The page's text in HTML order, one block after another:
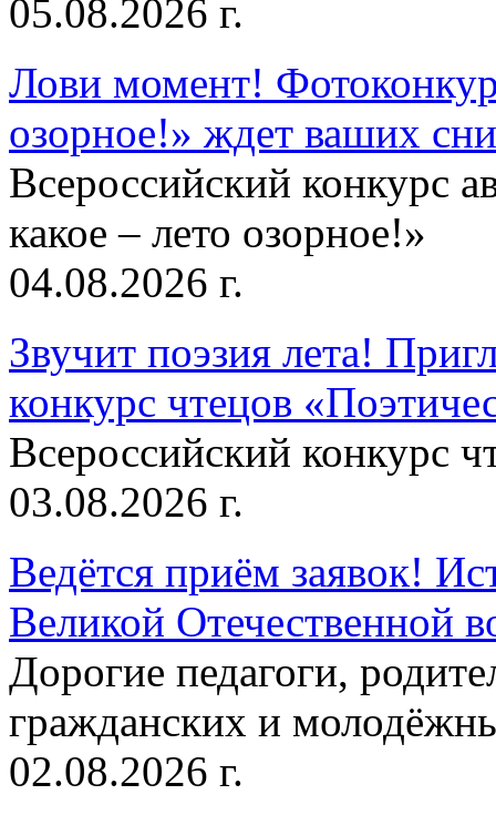
05.08.2026 г.
Лови момент!
озорное!» ждет ваших
Всероссийский конкурс
какое – лето озорное!»
04.08.2026 г.
Звучит поэзия лета!
конкурс чтецов
Всероссийский конкурс
03.08.2026 г.
Ведётся приём заявок!
Великой Отечественной
Дорогие педагоги,
гражданских и
02.08.2026 г.